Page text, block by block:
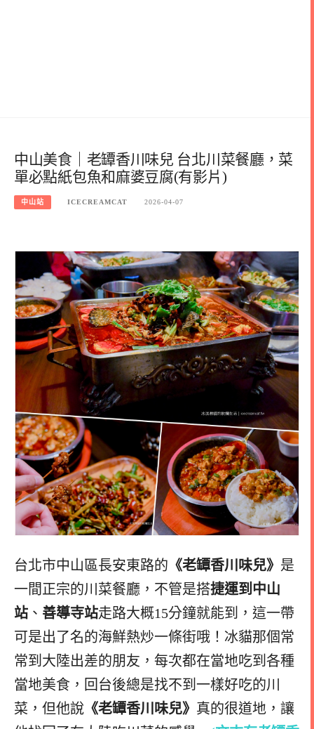
中山美食｜老罈香川味兒 台北川菜餐廳，菜
單必點紙包魚和麻婆豆腐(有影片)
中山站 ICECREAMCAT 2026-04-07
台北市中山區長安東路的 《老罈香川味兒》 是
一間正宗的川菜餐廳，不管是搭捷運到中山
站 、 善導寺站走路大概15分鐘就能到，這一帶
可是出了名的海鮮熱炒一條街哦！ 冰貓那個常
常到大陸出差的朋友，每次都在當地吃到各種
當地美食，回台後總是找不到一樣好吃的川
菜，但他說 《老罈香川味兒》 真的很道地，讓